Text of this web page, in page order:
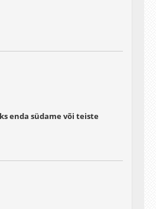
enda südame või teiste